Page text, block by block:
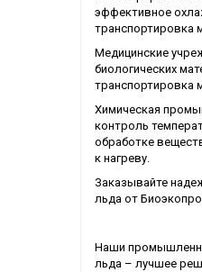
эффективное
транспортировка
Медицинские
биологических
транспортировка
Химическая
контроль
обработке
к нагреву.
Заказывайте
льда от
Наши
льда – лучшее